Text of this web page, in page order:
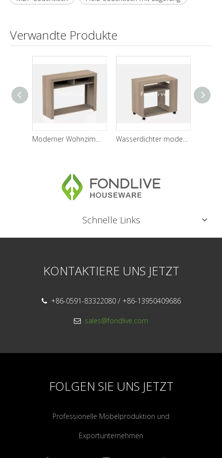
Verwandte Produkte
Moderner Wohnzimmer-Konsolentisch mit 2 Schubladen Wasserdichter moderner Wohnzimmer-Beistelltisch
Schnelle Links
KONTAKTIERE UNS JETZT
 +86-0591-83322080 / +86-13950409686
 sales@fondlive.com
FOLGEN SIE UNS JETZT
Professionelle Möbelproduktion und
Exportunternehmen